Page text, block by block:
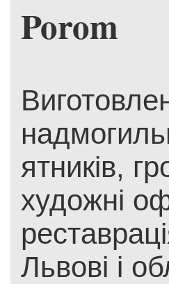
Porom
ятників,
художні
Львові і